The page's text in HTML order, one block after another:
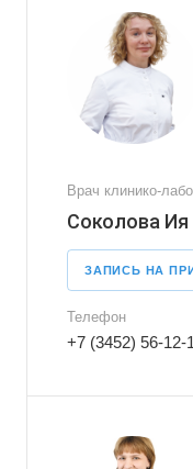
Врач клинико-
Соколова Ия
ЗАПИСЬ НА
Телефон
+7 (3452) 56-12-